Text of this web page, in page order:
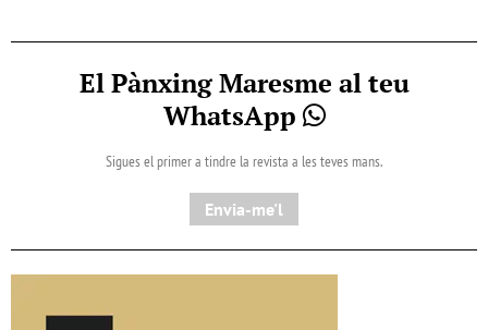
El Pànxing Maresme al teu
WhatsApp
Sigues el primer a tindre la revista a les teves mans.
Envia-me'l